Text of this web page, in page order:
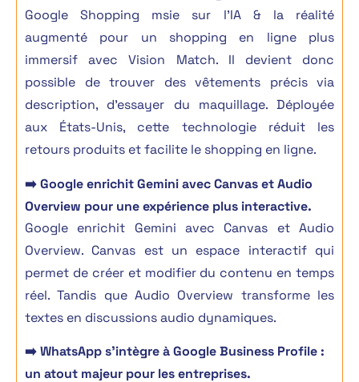
Google Shopping msie sur l’IA & la réalité
augmenté pour un shopping en ligne plus
immersif avec Vision Match. Il devient donc
possible de trouver des vêtements précis via
description, d’essayer du maquillage. Déployée
aux États-Unis, cette technologie réduit les
retours produits et facilite le shopping en ligne.
➡️ Google enrichit Gemini avec Canvas et Audio
Overview pour une expérience plus interactive.
Google enrichit Gemini avec Canvas et Audio
Overview. Canvas est un espace interactif qui
permet de créer et modifier du contenu en temps
réel. Tandis que Audio Overview transforme les
textes en discussions audio dynamiques.
➡️ WhatsApp s’intègre à Google Business Profile :
un atout majeur pour les entreprises.